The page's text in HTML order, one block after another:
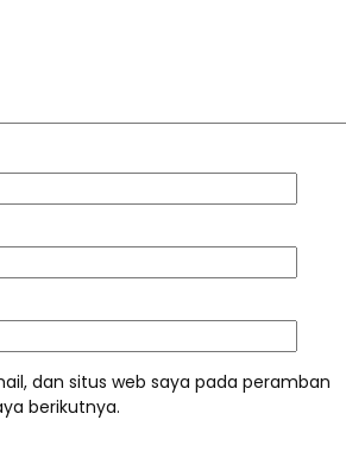
dan situs web saya pada peramban
berikutnya.